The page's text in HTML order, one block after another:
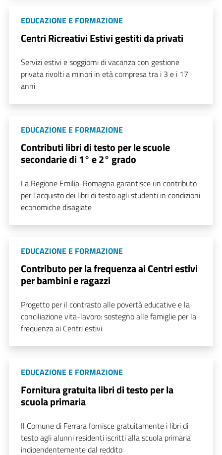
EDUCAZIONE E FORMAZIONE
Centri Ricreativi Estivi gestiti da privati
Servizi estivi e soggiorni di vacanza con gestione
privata rivolti a minori in età compresa tra i 3 e i 17
anni
EDUCAZIONE E FORMAZIONE
Contributi libri di testo per le scuole
secondarie di 1° e 2° grado
La Regione Emilia-Romagna garantisce un contributo
per l'acquisto dei libri di testo agli studenti in condizioni
economiche disagiate
EDUCAZIONE E FORMAZIONE
Contributo per la frequenza ai Centri estivi
per bambini e ragazzi
Progetto per il contrasto alle povertà educative e la
conciliazione vita-lavoro: sostegno alle famiglie per la
frequenza ai Centri estivi
EDUCAZIONE E FORMAZIONE
Fornitura gratuita libri di testo per la
scuola primaria
Il Comune di Ferrara fornisce gratuitamente i libri di
testo agli alunni residenti iscritti alla scuola primaria
indipendentemente dal reddito